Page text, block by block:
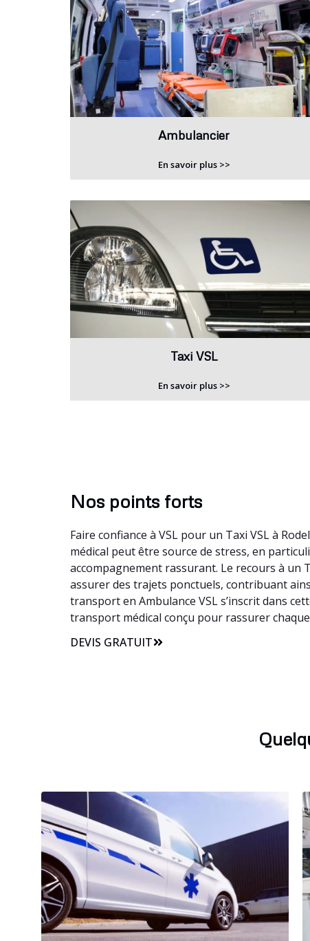
Ambulancier
En savoir plus >>
Taxi VSL
En savoir plus >>
Nos points forts
Faire confiance à VSL pour un Taxi VSL à
médical peut être source de stress, en
accompagnement rassurant. Le recours à un
assurer des trajets ponctuels, contribuant
transport en Ambulance VSL s’inscrit dans
transport médical conçu pour rassurer
DEVIS GRATUIT